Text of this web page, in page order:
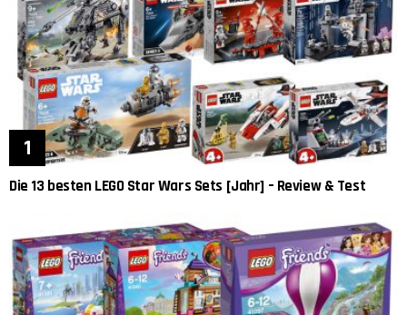
Die 13 besten LEGO Star Wars Sets [Jahr] – Review & Test